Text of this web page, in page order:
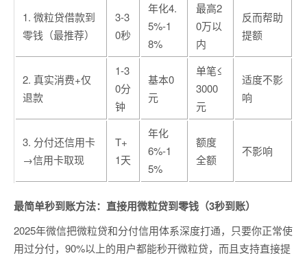
1. 微粒贷借款到
零钱（最推荐）
3-3
0秒
年化4.
5%-1
8%
最高2
0万以
内
反而帮助
提额
2. 真实消费+仅
退款
1-3
0分
钟
基本0
元
单笔≤
3000
元
适度不影
响
3. 分付还信用卡
→信用卡取现
T+
1天
年化
6%-1
5%
额度
全额
不影响
最简单秒到账方法：直接用微粒贷到零钱（3秒到账）
2025年微信把微粒贷和分付信用体系深度打通，只要你正常使
用过分付，90%以上的用户都能秒开微粒贷，而且支持直接提